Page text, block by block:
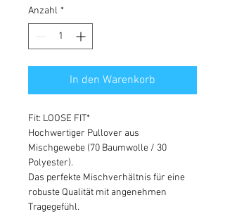
Anzahl *
In den Warenkorb
Fit: LOOSE FIT*
Hochwertiger Pullover aus
Mischgewebe (70 Baumwolle / 30
Polyester).
Das perfekte Mischverhältnis für eine
robuste Qualität mit angenehmen
Tragegefühl.